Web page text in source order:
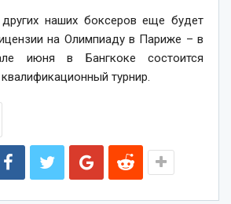
наших боксеров еще будет
на Олимпиаду в Париже – в
июня в Бангкоке состоится
турнир.